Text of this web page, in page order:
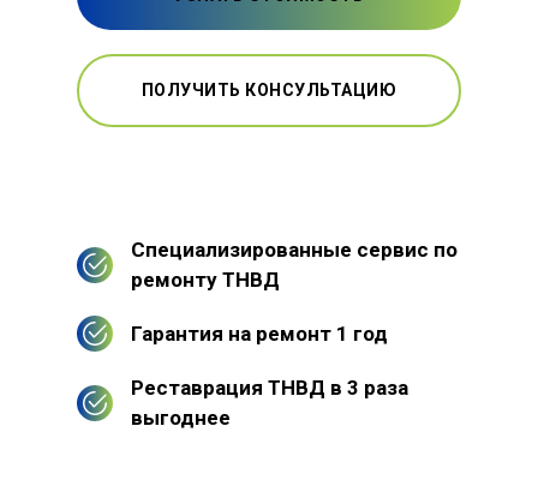
ПОЛУЧИТЬ КОНСУЛЬТАЦИЮ
Специализированные сервис по
ремонту ТНВД
Гарантия на ремонт 1 год
Реставрация ТНВД в 3 раза
выгоднее